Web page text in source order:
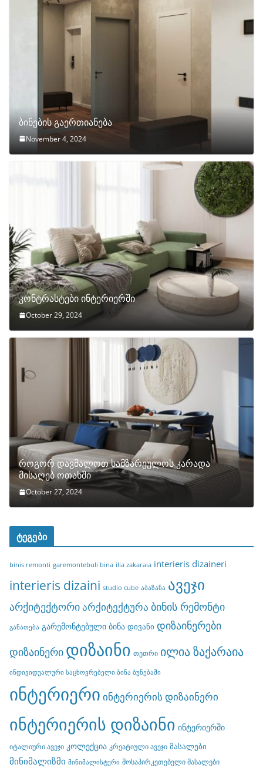
ბინების გაერთიანება
November 4, 2024
კონტრასტები ინტერიერში
October 29, 2024
როგორ დავმალოთ სამზარეულოს კარადა
მისაღებ ოთახში
October 27, 2024
ტეგები
binis remonti garemontebuli bina ilia zakaraia interieris dizaineri
interieris dizaini studio cube აბაზანა ავეჯი
არქიტექტორიარქიტექტურა ბინის რემონტი
განათება გარემონტებული ბინა დივანი დიზაინერები
დიზაინერი დიზაინი თეთრი ილია ზაქარაია
ინდივიდუალური საცხოვრებელი ბინა ბუნებაში
ინტერიერი ინტერიერის დიზაინერი
ინტერიერის დიზაინი ინტერიერში
იტალიური ავეჯი კოლექცია კრეატიული ავეჯი მასალები
მინიმალიზმი მინიმალისტური მოსაპირკეთებელი მასალები